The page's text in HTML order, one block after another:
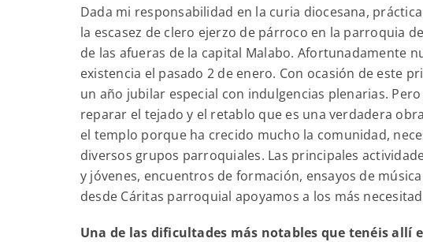
Dada mi responsabilidad en la curia diocesana,
la escasez de clero ejerzo de párroco en la parroquia
de las afueras de la capital Malabo. Afortunadamente
existencia el pasado 2 de enero. Con ocasión de este
un año jubilar especial con indulgencias plenarias.
reparar el tejado y el retablo que es una verdadera
el templo porque ha crecido mucho la comunidad,
diversos grupos parroquiales. Las principales
y jóvenes, encuentros de formación, ensayos de
desde Cáritas parroquial apoyamos a los más
Una de las dificultades más notables que tenéis allí